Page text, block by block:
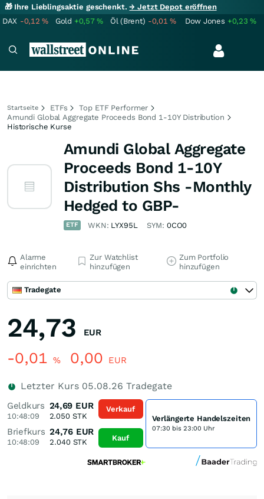
🎁 Ihre Lieblingsaktie geschenkt.→ Jetzt Depot eröffnen
DAX -0,12% Gold +0,57% Öl (Brent) -0,01% Dow Jones +0,23%
Startseite ETFs
Top ETF Performer
Amundi Global Aggregate Proceeds Bond 1-10Y Distribution
Historische Kurse
Amundi Global Aggregate
Proceeds Bond 1-10Y
Distribution Shs -Monthly
Hedged to GBP-
ETF WKN: LYX95L SYM: 0CO0
Alarme
einrichten
Zur Watchlist
hinzufügen
Zum Portfolio
hinzufügen
Tradegate
24,73 EUR
-0,01 % 0,00 EUR
Letzter Kurs 05.08.26 Tradegate
Geldkurs
10:48:09
24,69 EUR
2.050STK
Briefkurs
10:48:09
24,76 EUR
2.040STK
Verkauf
Kauf
Verlängerte Handelszeiten
07:30 bis 23:00 Uhr